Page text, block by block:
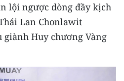
lội ngược dòng đầy kịch
Lan Chonlawit
giành Huy chương Vàng